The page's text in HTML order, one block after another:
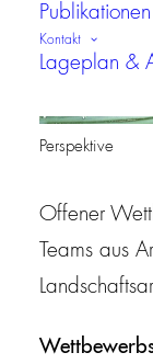
Publikationen
Kontakt
Lageplan &
Perspektive
Offener
Teams aus